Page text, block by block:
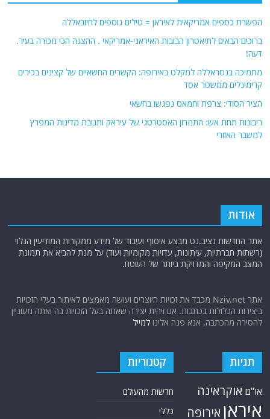
הפשרת כספים אמריקאית לאיראן = טילים נוספים לחיזבאללה
ברוכים הבאים לתיאטרון הבובות האיראני-אמריקאי . ההצגה הכי מכורה בעיר.
דעה!
מתמיכה בנסראללה למקלט באירופה: הקשרים החשאיים של קצינים בכירים
קרימינלים ממשטר אסד
הציר הסודי: צרפת וחמאס נפגשו בחשאי
ריבונות תחת אש: התמרון האסטרטגי של עיראק ותגובת מדינות המפרץ
למשבר האזורי
אודות
אתר החדשות נציב.נט מבצע איסוף ועיבוד של מידע ממקורות המודיעין הגלוי
(רשתות חברתיות, עיתונות, עדויות מקומיות ועוד) על מנת להביא את תמונת
המצב המקיפה והמדויקת ביותר של השטח.
אתר Nziv.net מכבד את זכויות היוצרים ועושה מאמצים לאיתור בעלי הזכויות
ביצירות הכלולות בכתבות. אם זיהית יצירה שאתה בעל הזכויות בה ואתה מעוניין
להסירה מהכתבה, אנא פנה אלינולמייל
תגיות
או"ם אוקראינה
איראן אירופה
קטגוריות
חדשות מהעולם
כללי